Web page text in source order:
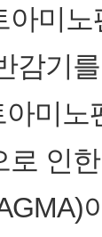
아미
감기
아미노
로 인